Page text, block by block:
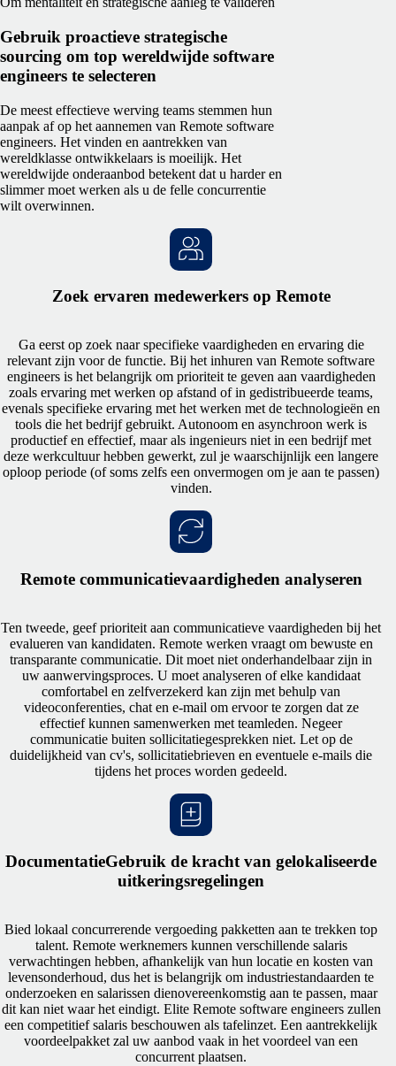
Gebruik proactieve strategische
sourcing om top wereldwijde software
engineers te selecteren
De meest effectieve werving teams stemmen hun
aanpak af op het aannemen van Remote software
engineers. Het vinden en aantrekken van
wereldklasse ontwikkelaars is moeilijk. Het
wereldwijde onderaanbod betekent dat u harder en
slimmer moet werken als u de felle concurrentie
wilt overwinnen.
Zoek ervaren medewerkers op Remote
Ga eerst op zoek naar specifieke vaardigheden en ervaring die
relevant zijn voor de functie. Bij het inhuren van Remote software
engineers is het belangrijk om prioriteit te geven aan vaardigheden
zoals ervaring met werken op afstand of in gedistribueerde teams,
evenals specifieke ervaring met het werken met de technologieën en
tools die het bedrijf gebruikt. Autonoom en asynchroon werk is
productief en effectief, maar als ingenieurs niet in een bedrijf met
deze werkcultuur hebben gewerkt, zul je waarschijnlijk een langere
oploop periode (of soms zelfs een onvermogen om je aan te passen)
vinden.
Remote communicatievaardigheden analyseren
Ten tweede, geef prioriteit aan communicatieve vaardigheden bij het
evalueren van kandidaten. Remote werken vraagt om bewuste en
transparante communicatie. Dit moet niet onderhandelbaar zijn in
uw aanwervingsproces. U moet analyseren of elke kandidaat
comfortabel en zelfverzekerd kan zijn met behulp van
videoconferenties, chat en e-mail om ervoor te zorgen dat ze
effectief kunnen samenwerken met teamleden. Negeer
communicatie buiten sollicitatiegesprekken niet. Let op de
duidelijkheid van cv's, sollicitatiebrieven en eventuele e-mails die
tijdens het proces worden gedeeld.
DocumentatieGebruik de kracht van gelokaliseerde
uitkeringsregelingen
Bied lokaal concurrerende vergoeding pakketten aan te trekken top
talent. Remote werknemers kunnen verschillende salaris
verwachtingen hebben, afhankelijk van hun locatie en kosten van
levensonderhoud, dus het is belangrijk om industriestandaarden te
onderzoeken en salarissen dienovereenkomstig aan te passen, maar
dit kan niet waar het eindigt. Elite Remote software engineers zullen
een competitief salaris beschouwen als tafelinzet. Een aantrekkelijk
voordeelpakket zal uw aanbod vaak in het voordeel van een
concurrent plaatsen.